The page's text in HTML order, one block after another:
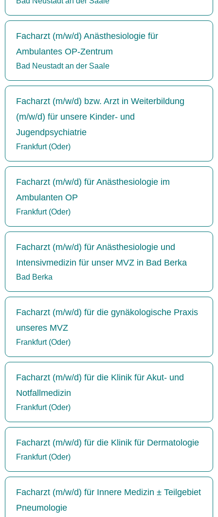
Facharzt (m/w/d) Anästhesiologie für
Ambulantes OP-Zentrum
Bad Neustadt an der Saale
Facharzt (m/w/d) bzw. Arzt in Weiterbildung
(m/w/d) für unsere Kinder- und
Jugendpsychiatrie
Frankfurt (Oder)
Facharzt (m/w/d) für Anästhesiologie im
Ambulanten OP
Frankfurt (Oder)
Facharzt (m/w/d) für Anästhesiologie und
Intensivmedizin für unser MVZ in Bad Berka
Bad Berka
Facharzt (m/w/d) für die gynäkologische Praxis
unseres MVZ
Frankfurt (Oder)
Facharzt (m/w/d) für die Klinik für Akut- und
Notfallmedizin
Frankfurt (Oder)
Facharzt (m/w/d) für die Klinik für Dermatologie
Frankfurt (Oder)
Facharzt (m/w/d) für Innere Medizin ± Teilgebiet
Pneumologie